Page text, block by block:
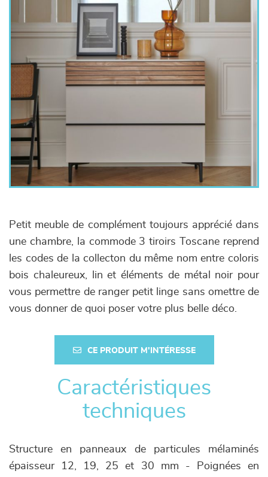
Petit meuble de complément toujours apprécié dans
une chambre, la commode 3 tiroirs Toscane reprend
les codes de la collecton du même nom entre coloris
bois chaleureux, lin et éléments de métal noir pour
vous permettre de ranger petit linge sans omettre de
vous donner de quoi poser votre plus belle déco.
CE PRODUIT M'INTÉRESSE
Caractéristiques
techniques
Structure en panneaux de particules mélaminés
épaisseur 12, 19, 25 et 30 mm - Poignées en